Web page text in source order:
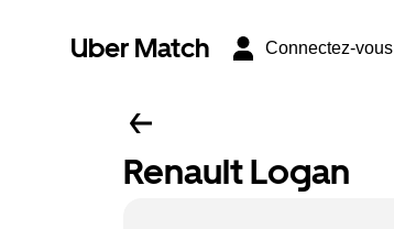
Uber Match Connectez-vous
Renault Logan